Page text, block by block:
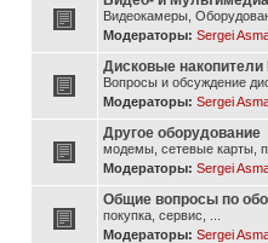
Видеокамеры,
Модераторы: Sergei
Дисковые накопители
Вопросы и обсуждение
Модераторы: Sergei
Другое оборудование
модемы, сетевые карты,
Модераторы: Sergei
Общие вопросы по
покупка, сервис, ...
Модераторы: Sergei